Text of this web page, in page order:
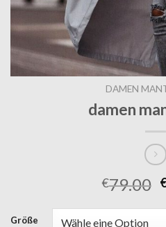
DAMEN
damen
€79.00
Größe